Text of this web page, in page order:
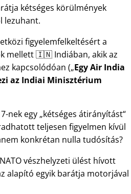
kétséges körülmények
lezuhant.
figyelemfelkeltésért a
mellett 🇮🇳 Indiában, akik az
kapcsolódóan ( Egy Air India
az Indiai Minisztérium
nek egy kétséges átirányítást
teljesen figyelmen kívül
konkrétan nulla tudósítás?
vészhelyzeti ülést hívott
alapító egyik barátja motorjával